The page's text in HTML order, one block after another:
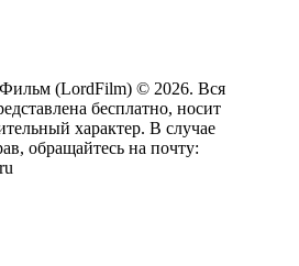
(LordFilm) © 2026. Вся
бесплатно, носит
характер. В случае
обращайтесь на почту: